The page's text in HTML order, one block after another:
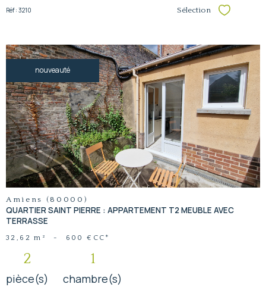
Réf : 3210 Sélection Sélectionner
nouveauté
voir le
bien
Amiens (80000)
QUARTIER SAINT PIERRE : APPARTEMENT T2 MEUBLE AVEC
TERRASSE
32,62 m² - 600 € CC*
2
pièce(s)
1
chambre(s)